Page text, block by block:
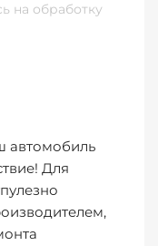
на обработку
автомобиль
Для